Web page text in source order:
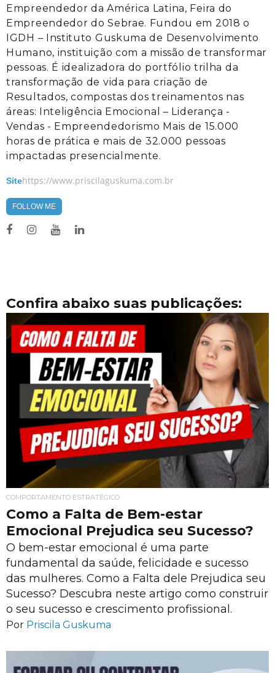
Empreendedor da América Latina, Feira do
Empreendedor do Sebrae. Fundou em 2018 o
IGDH – Instituto Guskuma de Desenvolvimento
Humano, instituição com a missão de transformar
pessoas. É idealizadora do portfólio trilha da
transformação de vida para criação de
Resultados, compostas dos treinamentos nas
áreas: Inteligência Emocional – Liderança -
Vendas - Empreendedorismo Mais de 15.000
horas de prática e mais de 32.000 pessoas
impactadas presencialmente.
Sitehttps://www.priscilaguskuma.com.br
FOLLOW ME
Confira abaixo suas publicações:
COMPORTAMENTO ESTRATÉGICO
Como a Falta de Bem-estar
Emocional Prejudica seu Sucesso?
O bem-estar emocional é uma parte
fundamental da saúde, felicidade e sucesso
das mulheres. Como a Falta dele Prejudica seu
Sucesso? Descubra neste artigo como construir
o seu sucesso e crescimento profissional.
Por Priscila Guskuma